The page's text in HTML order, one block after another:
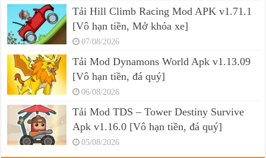
Tải Hill Climb Racing Mod APK v1.71.1
[Vô hạn tiền, Mở khóa xe]
07/08/2026
Tải Mod Dynamons World Apk v1.13.09
[Vô hạn tiền, đá quý]
06/08/2026
Tải Mod TDS – Tower Destiny Survive
Apk v1.16.0 [Vô hạn tiền, đá quý]
05/08/2026